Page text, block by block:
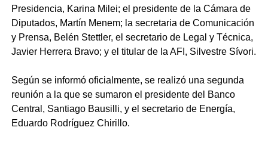
Presidencia, Karina Milei; el presidente de la Cámara de
Diputados, Martín Menem; la secretaria de Comunicación
y Prensa, Belén Stettler, el secretario de Legal y Técnica,
Javier Herrera Bravo; y el titular de la AFI, Silvestre Sívori.
Según se informó oficialmente, se realizó una segunda
reunión a la que se sumaron el presidente del Banco
Central, Santiago Bausilli, y el secretario de Energía,
Eduardo Rodríguez Chirillo.